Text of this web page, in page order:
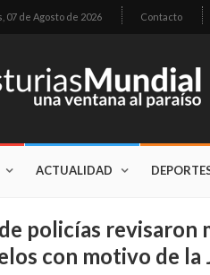
07 de Agosto de 2026 Contacto
ACTUALIDAD
policías revisaron
con motivo de la